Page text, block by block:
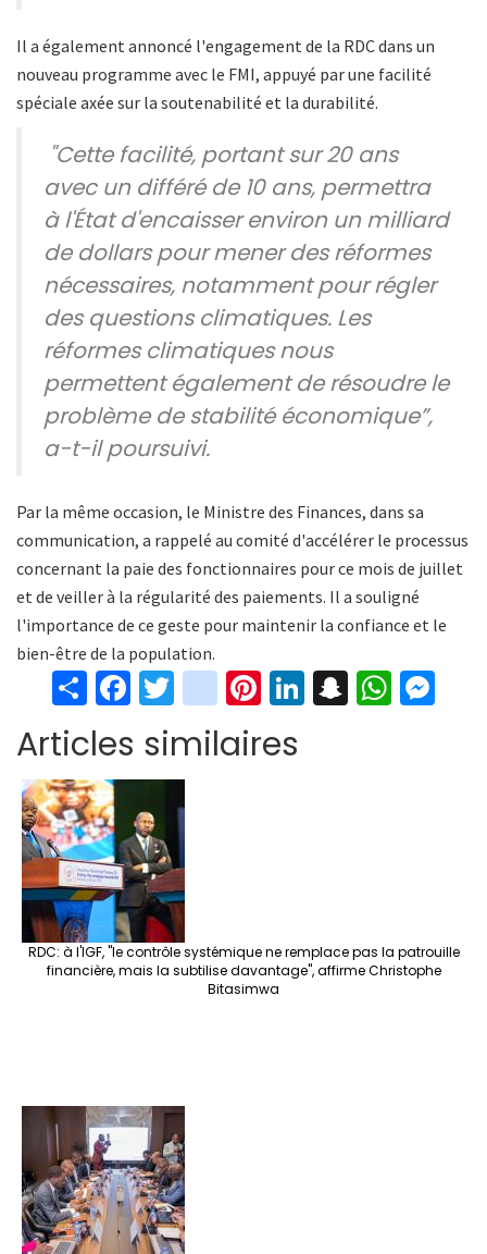
Il a également annoncé l'engagement de la RDC dans un
nouveau programme avec le FMI, appuyé par une facilité
spéciale axée sur la soutenabilité et la durabilité.
"Cette facilité, portant sur 20 ans
avec un différé de 10 ans, permettra
à l'État d'encaisser environ un milliard
de dollars pour mener des réformes
nécessaires, notamment pour régler
des questions climatiques. Les
réformes climatiques nous
permettent également de résoudre le
problème de stabilité économique”,
a-t-il poursuivi.
Par la même occasion, le Ministre des Finances, dans sa
communication, a rappelé au comité d'accélérer le processus
concernant la paie des fonctionnaires pour ce mois de juillet
et de veiller à la régularité des paiements. Il a souligné
l'importance de ce geste pour maintenir la confiance et le
bien-être de la population.
S
h
ar
e
Fa
ce
b
o
o
k
T
wi
tt
er
in
st
ag
Pi
er
Li S W
Articles similaires
RDC: à l'IGF, "le contrôle systémique ne remplace pas la patrouille
financière, mais la subtilise davantage", affirme Christophe
Bitasimwa